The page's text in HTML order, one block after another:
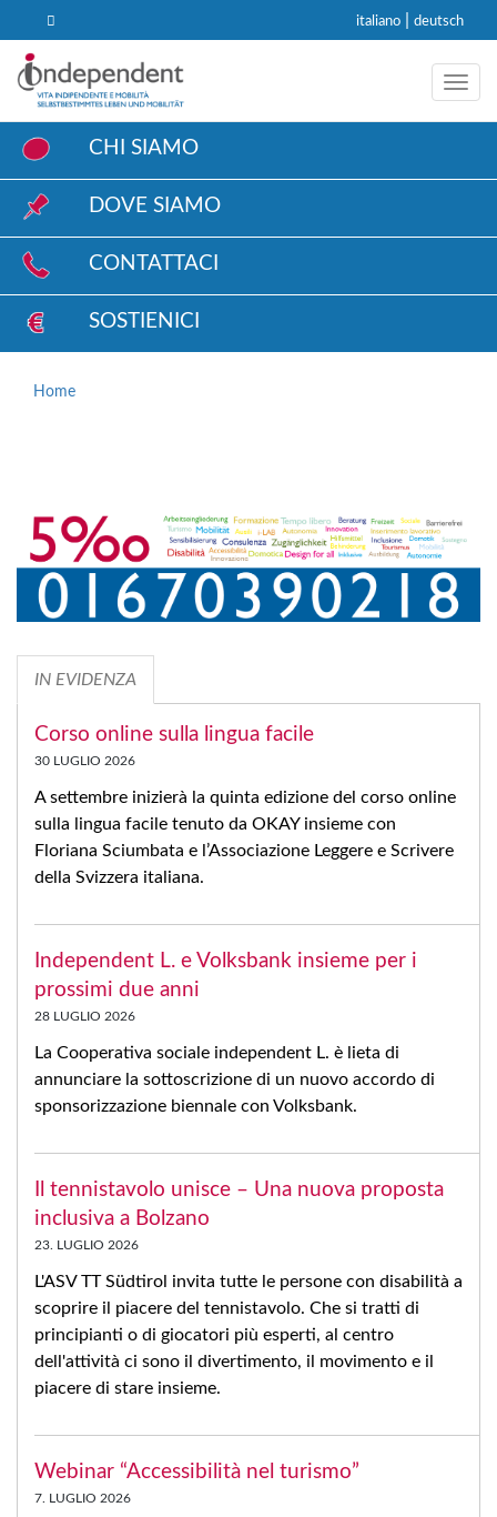
italiano deutsch
CHI SIAMO
DOVE SIAMO
CONTATTACI
SOSTIENICI
Home
IN EVIDENZA
Corso online sulla lingua facile
30 LUGLIO 2026
A settembre inizierà la quinta edizione del corso online
sulla lingua facile tenuto da OKAY insieme con
Floriana Sciumbata e l’Associazione Leggere e Scrivere
della Svizzera italiana.
Independent L. e Volksbank insieme per i
prossimi due anni
28 LUGLIO 2026
La Cooperativa sociale independent L. è lieta di
annunciare la sottoscrizione di un nuovo accordo di
sponsorizzazione biennale con Volksbank.
Il tennistavolo unisce – Una nuova proposta
inclusiva a Bolzano
23. LUGLIO 2026
L'ASV TT Südtirol invita tutte le persone con disabilità a
scoprire il piacere del tennistavolo. Che si tratti di
principianti o di giocatori più esperti, al centro
dell'attività ci sono il divertimento, il movimento e il
piacere di stare insieme.
Webinar “Accessibilità nel turismo”
7. LUGLIO 2026